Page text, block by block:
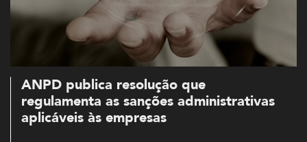
ANPD publica resolução que
regulamenta as sanções administrativas
aplicáveis às empresas